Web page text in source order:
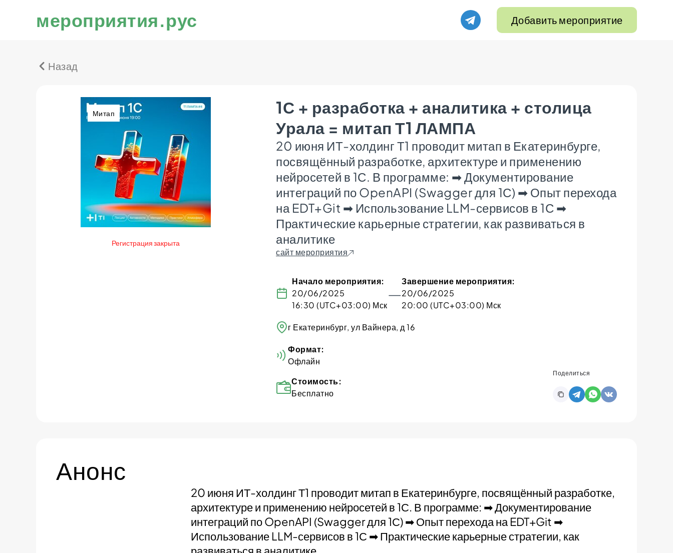
мероприятия.рус Добавить мероприятие
Назад
Митап
Регистрация закрыта
1С + разработка + аналитика + столица
Урала = митап Т1 ЛАМПА
20 июня ИТ-холдинг Т1 проводит митап в Екатеринбурге,
посвящённый разработке, архитектуре и применению
нейросетей в 1С. В программе: ➡ Документирование
интеграций по OpenAPI (Swagger для 1С) ➡ Опыт перехода
на EDT+Git ➡ Использование LLM-сервисов в 1С ➡
Практические карьерные стратегии, как развиваться в
аналитике
сайт мероприятия
Начало мероприятия:
20/06/2025
16:30 (UTC+03:00) Мск
—
Завершение мероприятия:
20/06/2025
20:00 (UTC+03:00) Мск
г Екатеринбург, ул Вайнера, д 16
Формат:
Офлайн
Стоимость:
Бесплатно
Поделиться
Анонс
20 июня ИТ-холдинг Т1 проводит митап в Екатеринбурге, посвящённый разработке,
архитектуре и применению нейросетей в 1С. В программе: ➡ Документирование
интеграций по OpenAPI (Swagger для 1С) ➡ Опыт перехода на EDT+Git ➡
Использование LLM-сервисов в 1С ➡ Практические карьерные стратегии, как